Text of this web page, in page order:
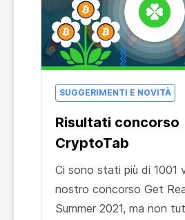
auguriamo di ritrovarvi tra
in bocca al lupo per i
SUGGERIMENTI E NOVITÀ
Risultati concorso
CryptoTab
Ci sono stati più di 1001
nostro concorso Get
Summer 2021, ma non